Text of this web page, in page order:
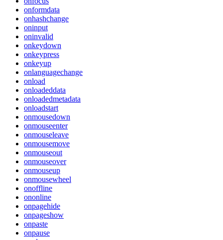
onformdata
onhashchange
oninput
oninvalid
onkeydown
onkeypress
onkeyup
onlanguagechange
onload
onloadeddata
onloadedmetadata
onloadstart
onmousedown
onmouseenter
onmouseleave
onmousemove
onmouseout
onmouseover
onmouseup
onmousewheel
onoffline
ononline
onpagehide
onpageshow
onpaste
onpause